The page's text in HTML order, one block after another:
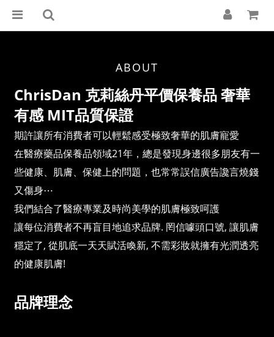
ABOUT
ChrisDan 克莉絲丹平價保養品 奢華
有感 MIT品質保證
期許讓所有消費者可以輕鬆感受極致奢華的肌膚寵愛
在醫療藥品保養品領域21年，總是發現身邊很多朋友有一
些健康、肌膚、保健上的問題，也常常誤信廣告讒言燒錢
又傷身⋯
我們結合了醫療專業及時尚美學的肌膚極致呵護
讓每位消費者不再盲目地追求品牌. 罔信噱頭口號, 讓肌膚
穩定了, 從肌底一天天賦活喚新, 不需彩妝就擁有光潤透亮
的健康肌膚!
品牌理念